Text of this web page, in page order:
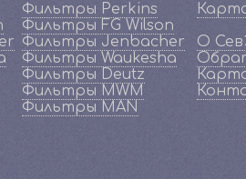
Фильтры Perkins
Фильтры FG Wilson
Фильтры Jenbacher
Фильтры Waukesha
Фильтры Deutz
Фильтры MWM
Фильтры MAN
О